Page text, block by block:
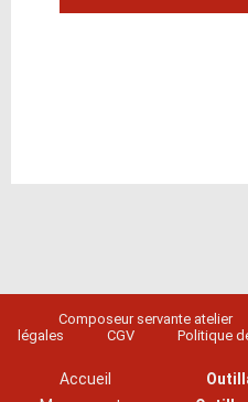
Composeur servante atelier
légales
CGV Politique
Accueil